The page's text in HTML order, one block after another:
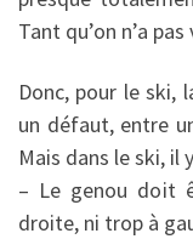
Tant qu’on n’a
Donc, pour le ski,
un défaut, entre
Mais dans le ski, il
– Le genou doit
droite, ni trop à